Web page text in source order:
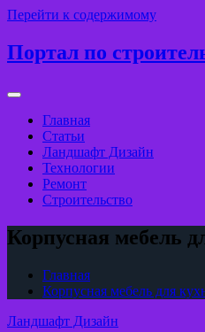
Перейти к содержимому
Портал по
Главная
Статьи
Ландшафт Дизайн
Технологии
Ремонт
Строительство
Корпусная мебель
Главная
Корпусная мебель для
Ландшафт Дизайн